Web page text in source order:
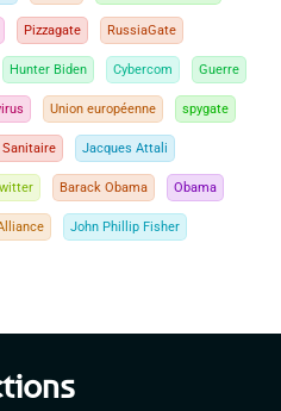
Pizzagate RussiaGate
Hunter Biden Cybercom Guerre
Union européenne spygate
Sanitaire Jacques Attali
Barack Obama Obama
John Phillip Fisher